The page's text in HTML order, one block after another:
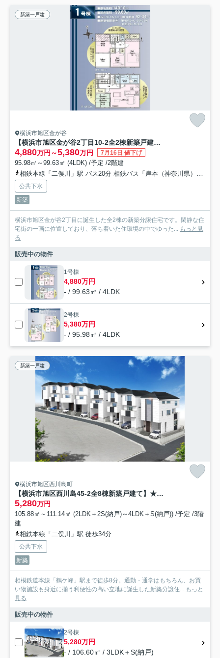
新築一戸建
横浜市旭区金が谷
【横浜市旭区金が谷2丁目10-2全2棟新築戸建て】★仲介手数料無料★（笹野台小学校・希望が丘中学校）
4,880万円～5,380万円 7月16日 値下げ
95.98㎡～99.63㎡ (4LDK) /予定 /2階建
相鉄本線「二俣川」駅 バス20分 相鉄バス「岸本（神奈川県）」 停歩3分
公共下水
新築
横浜市旭区金が谷2丁目に誕生した全2棟の新築分譲住宅です。閑静な住
宅街の一画に位置しており、落ち着いた住環境の中でゆった...
もっと見
る
販売中の物件
1号棟
4,880万円
- / 99.63㎡ / 4LDK
2号棟
5,380万円
- / 95.98㎡ / 4LDK
新築一戸建
横浜市旭区西川島町
【横浜市旭区西川島45-2全8棟新築戸建て】★仲介手数料無料★（鶴ケ峰小学校・西谷中学校）
5,280万円
105.88㎡～111.14㎡ (2LDK＋2S(納戸)～4LDK＋S(納戸)) /予定 /3階
建
相鉄本線「二俣川」駅 徒歩34分
公共下水
新築
相模鉄道本線「鶴ケ峰」駅まで徒歩8分。通勤・通学はもちろん、お買
い物施設も身近に揃う利便性の高い立地に誕生した新築分譲住...
もっと
見る
販売中の物件
2号棟
5,280万円
- / 106.60㎡ / 3LDK＋S(納戸)